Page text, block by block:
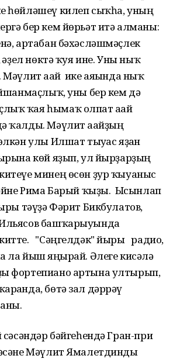
һөйләшеү килеп сыҡһа, уның
бер кем йөрьәт итә алманы:
артабан бәхәсләшмәҫлек
нөктә ҡуя ине. Уны ныҡ
ағай ике аяғында ныҡ
уны бер кем дә
ҡая һымаҡ олпат ағай
ҡалды. Мәүлит ағайҙың
улы Илшат тыуғас яҙған
көй яҙып, ул йырҙарҙың
минең өсөн ҙур ҡыуаныс
Рима Барый ҡыҙы. Ысынлап
тәүҙә Фәрит Бикбулатов,
башҡарыуында
"Сәңгелдәк" йыры радио,
ла йыш яңғырай. Әлеге кисәлә
фортепиано артына ултырып,
бөтә зал дәррәү
сәсәндәр бәйгеһендә Гран-при
Мәүлит Ямалетдинды